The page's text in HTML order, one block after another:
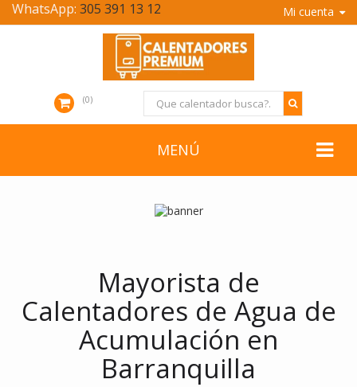
Mi cuenta
WhatsApp: 305 391 13 12
0
MENÚ
Mayorista de
Calentadores de Agua de
Acumulación en
Barranquilla